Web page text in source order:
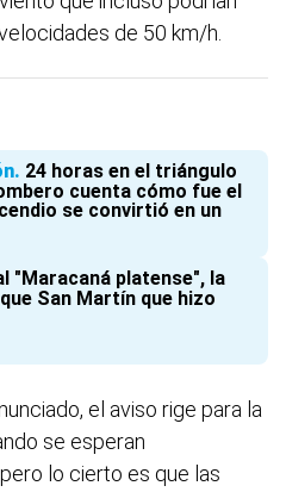
de 50 km/h.
24 horas en el triángulo
cuenta cómo fue el
se convirtió en un
"Maracaná platense", la
San Martín que hizo
el aviso rige para la
se esperan
lo cierto es que las